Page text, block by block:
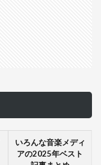
いろんな音楽メディ
アの2025年ベスト